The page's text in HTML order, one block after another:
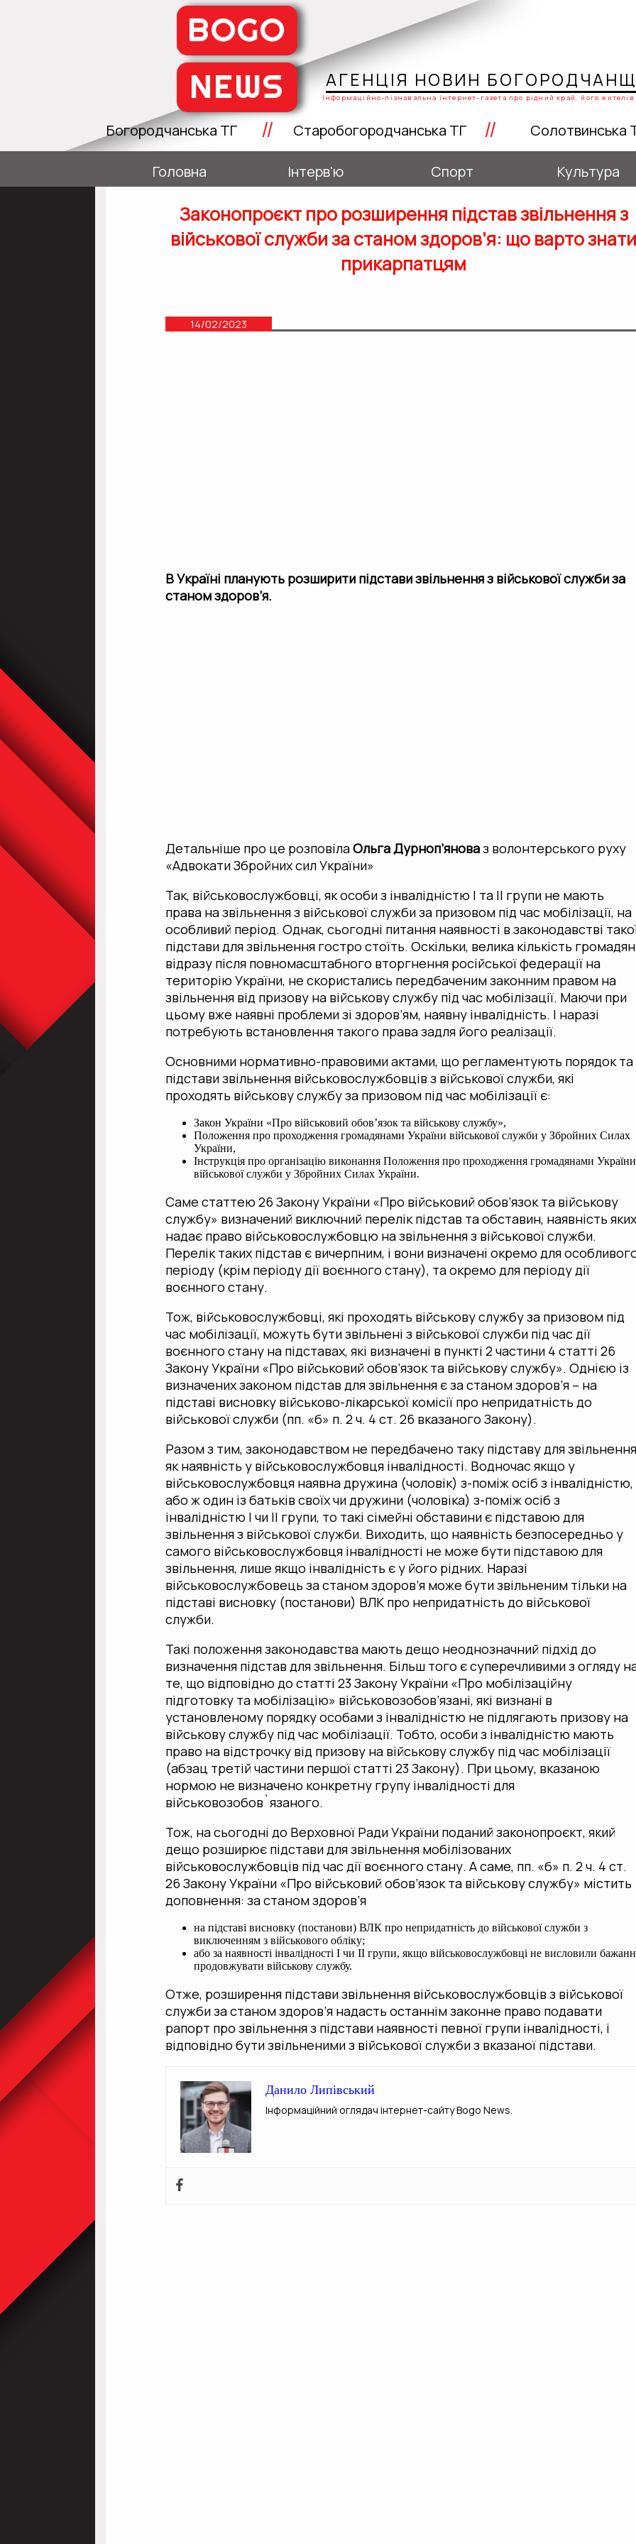
АГЕНЦІЯ НОВИН
Інформаційно-пізнавальна інтернет-газета про рідний край, його жителів
BOGO
NEWS
Богородчанська ТГ // Старобогородчанська ТГ // Солотвинська
Головна Інтерв'ю Спорт Культура
Законопроєкт про розширення підстав звільнення з
військової служби за станом здоров’я: що варто
прикарпатцям
14/02/2023
В Україні планують розширити підстави звільнення з військової служби за
станом здоров’я.
Детальніше про це розповілаОльга Дурноп’яноваз волонтерського руху
«Адвокати Збройних сил України»
Так, військовослужбовці, як особи з інвалідністю I та II групи не мають
права на звільнення з військової служби за призовом під час мобілізації, на
особливий період. Однак, сьогодні питання наявності в законодавстві
підстави для звільнення гостро стоїть. Оскільки, велика кількість громадян
відразу після повномасштабного вторгнення російської федерації на
територію України, не скористались передбаченим законним правом на
звільнення від призову на військову службу під час мобілізації. Маючи при
цьому вже наявні проблеми зі здоров’ям, наявну інвалідність. І наразі
потребують встановлення такого права задля його реалізації.
Основними нормативно-правовими актами, що регламентують порядок та
підстави звільнення військовослужбовців з військової служби, які
проходять військову службу за призовом під час мобілізації є:
Закон України «Про військовий обов’язок та військову службу»,
Положення про проходження громадянами України військової служби у Збройних Силах
України,
Інструкція про організацію виконання Положення про проходження громадянами України
військової служби у Збройних Силах України.
Саме статтею 26 Закону України «Про військовий обов’язок та військову
службу» визначений виключний перелік підстав та обставин, наявність
надає право військовослужбовцю на звільнення з військової служби.
Перелік таких підстав є вичерпним, і вони визначені окремо для
періоду (крім періоду дії воєнного стану), та окремо для періоду дії
воєнного стану.
Тож, військовослужбовці, які проходять військову службу за призовом під
час мобілізації, можуть бути звільнені з військової служби під час дії
воєнного стану на підставах, які визначені в пункті 2 частини 4 статті 26
Закону України «Про військовий обов’язок та військову службу». Однією із
визначених законом підстав для звільнення є за станом здоров’я – на
підставі висновку військово-лікарської комісії про непридатність до
військової служби (пп. «б» п. 2 ч. 4 ст. 26 вказаного Закону).
Разом з тим, законодавством не передбачено таку підставу для
як наявність у військовослужбовця інвалідності. Водночас якщо у
військовослужбовця наявна дружина (чоловік) з-поміж осіб з інвалідністю,
або ж один із батьків своїх чи дружини (чоловіка) з-поміж осіб з
інвалідністю I чи II групи, то такі сімейні обставини є підставою для
звільнення з військової служби. Виходить, що наявність безпосередньо у
самого військовослужбовця інвалідності не може бути підставою для
звільнення, лише якщо інвалідність є у його рідних. Наразі
військовослужбовець за станом здоров’я може бути звільненим тільки на
підставі висновку (постанови) ВЛК про непридатність до військової
служби.
Такі положення законодавства мають дещо неоднозначний підхід до
визначення підстав для звільнення. Більш того є суперечливими з огляду
те, що відповідно до статті 23 Закону України «Про мобілізаційну
підготовку та мобілізацію» військовозобов’язані, які визнані в
установленому порядку особами з інвалідністю не підлягають призову на
військову службу під час мобілізації. Тобто, особи з інвалідністю мають
право на відстрочку від призову на військову службу під час мобілізації
(абзац третій частини першої статті 23 Закону). При цьому, вказаною
нормою не визначено конкретну групу інвалідності для
військовозобов`язаного.
Тож, на сьогодні до Верховної Ради України поданий законопроєкт, який
дещо розширює підстави для звільнення мобілізованих
військовослужбовців під час дії воєнного стану. А саме, пп. «б» п. 2 ч. 4 ст.
26 Закону України «Про військовий обов’язок та військову службу» містить
доповнення: за станом здоров’я
на підставі висновку (постанови) ВЛК про непридатність до військової служби з
виключенням з військового обліку;
або за наявності інвалідності I чи II групи, якщо військовослужбовці не висловили
продовжувати військову службу.
Отже, розширення підстави звільнення військовослужбовців з військової
служби за станом здоров’я надасть останнім законне право подавати
рапорт про звільнення з підстави наявності певної групи інвалідності, і
відповідно бути звільненими з військової служби з вказаної підстави.
Данило Липівський
Інформаційний оглядач інтернет-сайту Bogo News.